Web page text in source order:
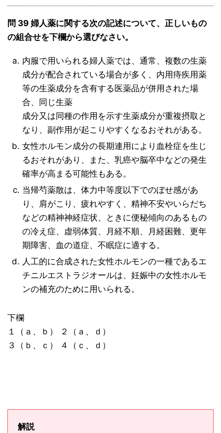
問 39 婦人薬に関する次の記述について、正しいもの
の組合せを下欄から選びなさい。
内服で用いられる婦人薬では、通常、複数の生薬
成分が配合されている場合が多く、内用痔疾用薬
等の生薬成分を含有する医薬品が併用された場
合、同じ生薬
成分又は同種の作用を示す生薬成分が重複摂取と
なり、副作用が起こりやすくなるおそれがある。
女性ホルモン成分の長期連用により血栓症を生じ
るおそれがあり、また、乳癌や脳卒中などの発生
確率が高まる可能性もある。
当帰芍薬散は、体力中等度以下でのぼせ感があ
り、肩がこり、疲れやすく、精神不安やいらだち
などの精神神経症状、ときに便秘傾向のあるもの
の冷え症、虚弱体質、月経不順、月経困難、更年
期障害、血の道症、不眠症に適する。
人工的に合成された女性ホルモンの一種であるエ
チニルエストラジオールは、妊娠中の女性ホルモ
ンの補充のために用いられる。
下欄
１（ａ、ｂ） ２（ａ、ｄ）
３（ｂ、ｃ） ４（ｃ、ｄ）
解説